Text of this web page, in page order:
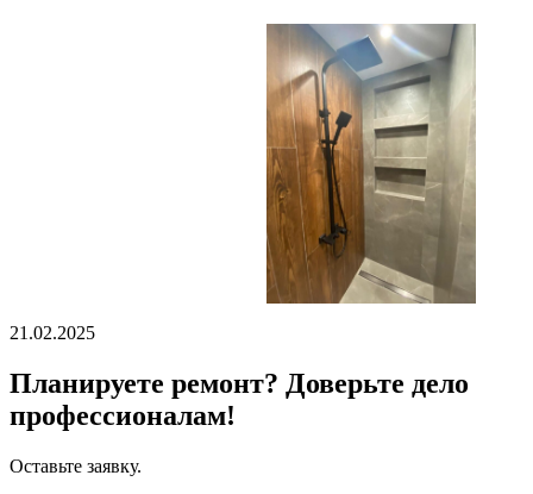
21.02.2025
Планируете ремонт? Доверьте дело
профессионалам!
Оставьте заявку.